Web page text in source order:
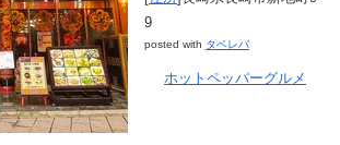
9
posted with タベレバ
ホットペッパーグルメ